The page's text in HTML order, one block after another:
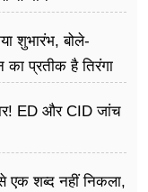
शुभारंभ, बोले-
प्रतीक है तिरंगा
ED और CID जांच
एक शब्द नहीं निकला,